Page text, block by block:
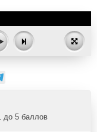
до 5 баллов